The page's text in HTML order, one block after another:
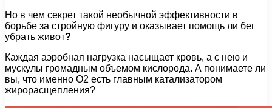
Но в чем секрет такой необычной эффективности в
борьбе за стройную фигуру и оказывает помощь ли бег
убрать живот?
Каждая аэробная нагрузка насыщает кровь, а с нею и
мускулы громадным объемом кислорода. А понимаете ли
вы, что именно О2 есть главным катализатором
жирорасщепления?